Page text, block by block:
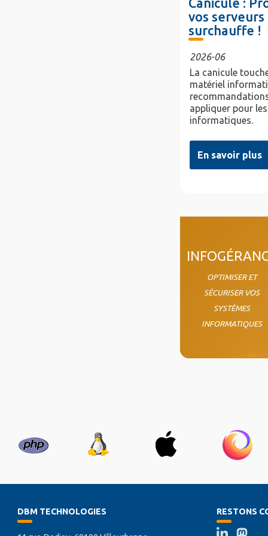
Canicule :
vos serveurs
surchauffe !
2026-06
La canicule
matériel
appliquer pour
informatiques.
En savoir plus
OPTIMISER ET
SÉCURISER VOS
SYSTÈMES
INFORMATIQUES
DBM TECHNOLOGIES RESTONS